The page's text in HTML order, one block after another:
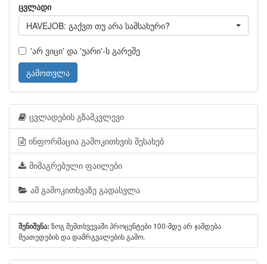
ცვლადი
HAVEJOB: გაქვთ თუ არა სამსახური?
'არ ვიცი' და 'უარი'-ს გარეშე
გამოთვლა
ცვლადების გზამკვლევი
ინფორმაცია გამოკითხვის შესახებ
მიმაგრებული ფაილები
ამ გამოკითხვაზე გადასვლა
შენიშვნა: ზოგ შემთხვევაში პროცენტები 100-მდე არ ჯამდება
მეათედების და დამრგვალების გამო.